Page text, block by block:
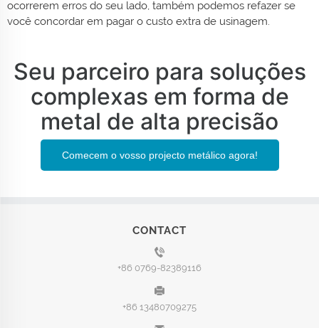
ocorrerem erros do seu lado, também podemos refazer se
você concordar em pagar o custo extra de usinagem.
Seu parceiro para soluções
complexas em forma de
metal de alta precisão
Comecem o vosso projecto metálico agora!
CONTACT
+86 0769-82389116
+86 13480709275